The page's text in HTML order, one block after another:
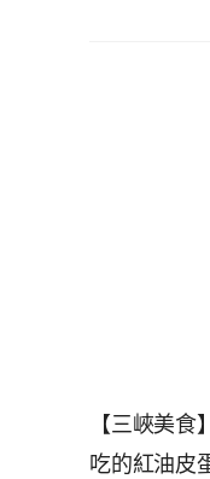
【三峽美
吃的紅油皮